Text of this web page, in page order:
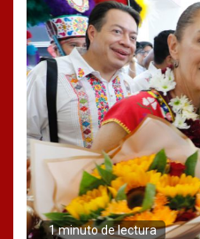
1 minuto de lectura